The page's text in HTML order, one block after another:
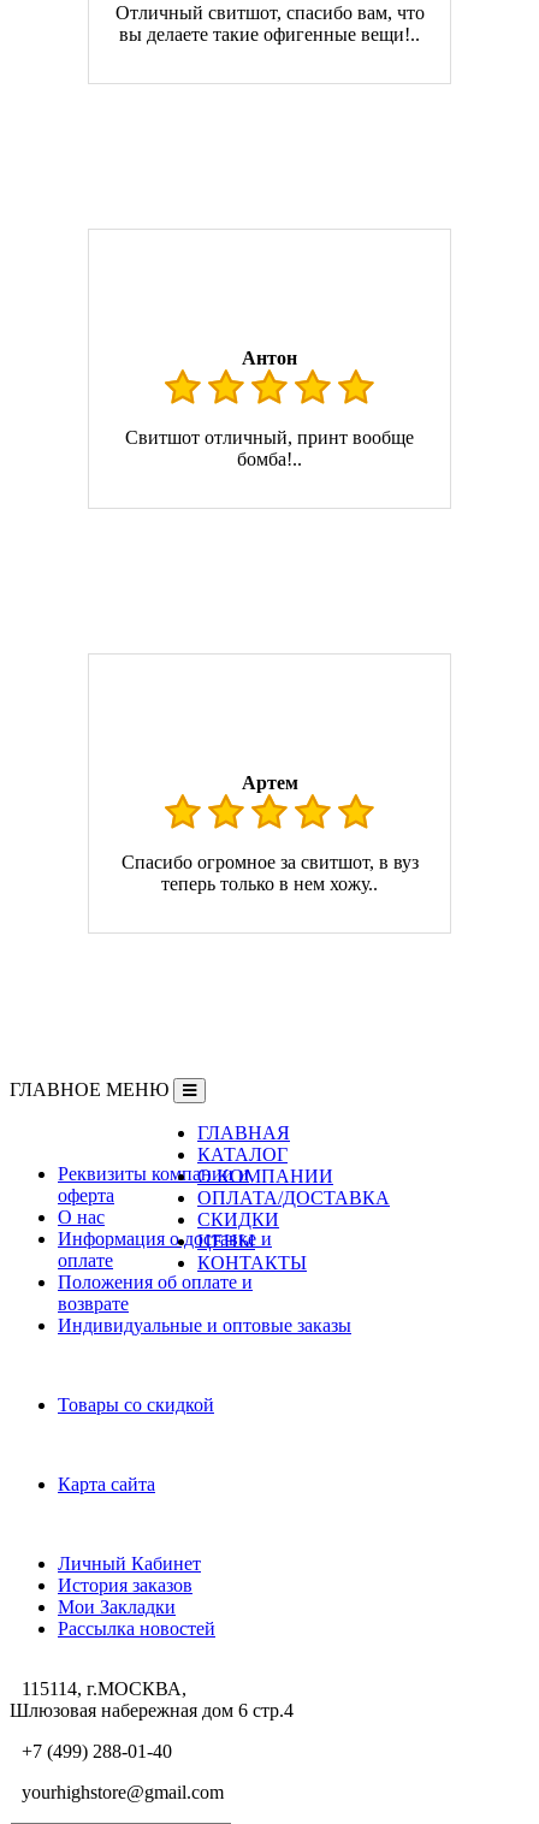
Отличный свитшот, спасибо вам, что
вы делаете такие офигенные вещи!..
Антон
Свитшот отличный, принт вообще
бомба!..
Артем
Спасибо огромное за свитшот, в вуз
теперь только в нем хожу..
ГЛАВНОЕ МЕНЮ
ГЛАВНАЯ
КАТАЛОГ
О КОМПАНИИ
ОПЛАТА/ДОСТАВКА
СКИДКИ
ЦЕНЫ
КОНТАКТЫ
Реквизиты компании и
оферта
О нас
Информация о доставке и
оплате
Положения об оплате и
возврате
Индивидуальные и оптовые заказы
Товары со скидкой
Карта сайта
Личный Кабинет
История заказов
Мои Закладки
Рассылка новостей
115114, г.МОСКВА,
Шлюзовая набережная дом 6 стр.4
+7 (499) 288-01-40
yourhighstore@gmail.com